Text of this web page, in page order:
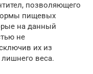
позволяющего
пищевых
на данный
не
их из
веса.